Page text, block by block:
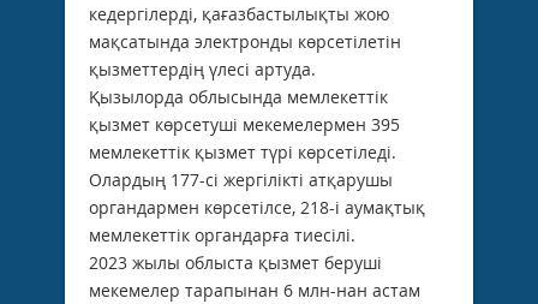
кедергілерді, қағазбастылықты жою
мақсатында электронды көрсетілетін
қызметтердің үлесі артуда.
Қызылорда облысында мемлекеттік
қызмет көрсетуші мекемелермен 395
мемлекеттік қызмет түрі көрсетіледі.
Олардың 177-сі жергілікті атқарушы
органдармен көрсетілсе, 218-і аумақтық
мемлекеттік органдарға тиесілі.
2023 жылы облыста қызмет беруші
мекемелер тарапынан 6 млн-нан астам